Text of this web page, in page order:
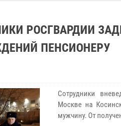
РОСГВАРДИИ
ПЕНСИОНЕРУ
Сотрудники
Москве на
мужчину. От